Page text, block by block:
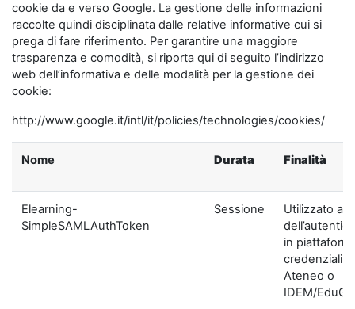
cookie da e verso Google. La gestione delle informazioni
raccolte quindi disciplinata dalle relative informative cui si
prega di fare riferimento. Per garantire una maggiore
trasparenza e comodità, si riporta qui di seguito l’indirizzo
web dell’informativa e delle modalità per la gestione dei
cookie:
http://www.google.it/intl/it/policies/technologies/cookies/
Nome Durata Finalità
Elearning-
SimpleSAMLAuthToken
Sessione
Utilizzato ai
in
credenziali di
Ateneo o
IDEM/